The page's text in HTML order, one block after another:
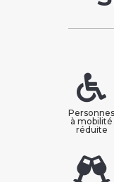
Personnes
à mobilité
réduite